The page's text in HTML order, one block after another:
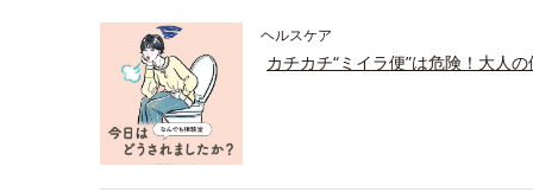
ヘルスケア
カチカチ“ミイラ便”は危険！大人